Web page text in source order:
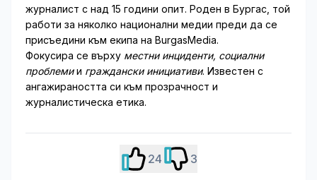
журналист с над 15 години опит. Роден в Бургас, той
работи за няколко национални медии преди да се
присъедини към екипа на BurgasMedia.
Фокусира се върху местни инциденти, социални
проблемии граждански инициативи. Известен с
ангажираността си към прозрачност и
журналистическа етика.
24 3